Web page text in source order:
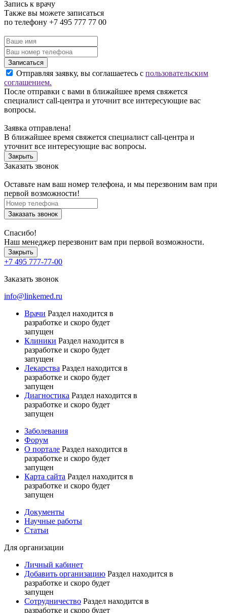
Запись к врачу
Также вы можете записаться
по телефону +7 495 777 77 00
Записаться
Отправляя заявку, вы соглашаетесь с пользовательским
соглашением.
После отправки с вами в ближайшее время свяжется
специалист call-центра и уточнит все интересующие вас
вопросы.
Заявка отправлена!
В ближайшее время свяжется специалист call-центра и
уточнит все интересующие вас вопросы.
Закрыть
Заказать звонок
Оставьте нам ваш номер телефона, и мы перезвоним вам при
первой возможности!
Заказать звонок
Спасибо!
Наш менеджер перезвонит вам при первой возможности.
Закрыть
+7 495 777-77-00
Заказать звонок
info@linkemed.ru
Врачи Раздел находится в
разработке и скоро будет
запущен
Клиники Раздел находится в
разработке и скоро будет
запущен
Лекарства Раздел находится в
разработке и скоро будет
запущен
Диагностика Раздел находится в
разработке и скоро будет
запущен
Заболевания
Форум
О портале Раздел находится в
разработке и скоро будет
запущен
Карта сайта Раздел находится в
разработке и скоро будет
запущен
Документы
Научные работы
Статьи
Для организации
Личный кабинет
Добавить организацию Раздел находится в
разработке и скоро будет
запущен
Сотрудничество Раздел находится в
разработке и скоро будет